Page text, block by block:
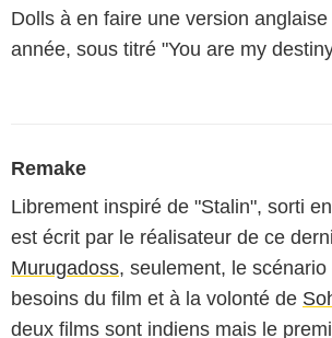
Dolls à en faire une version
année, sous titré "You are my
Remake
Librement inspiré de "Stalin", sorti
est écrit par le réalisateur de ce
Murugadoss, seulement, le
besoins du film et à la volonté de
deux films sont indiens mais le